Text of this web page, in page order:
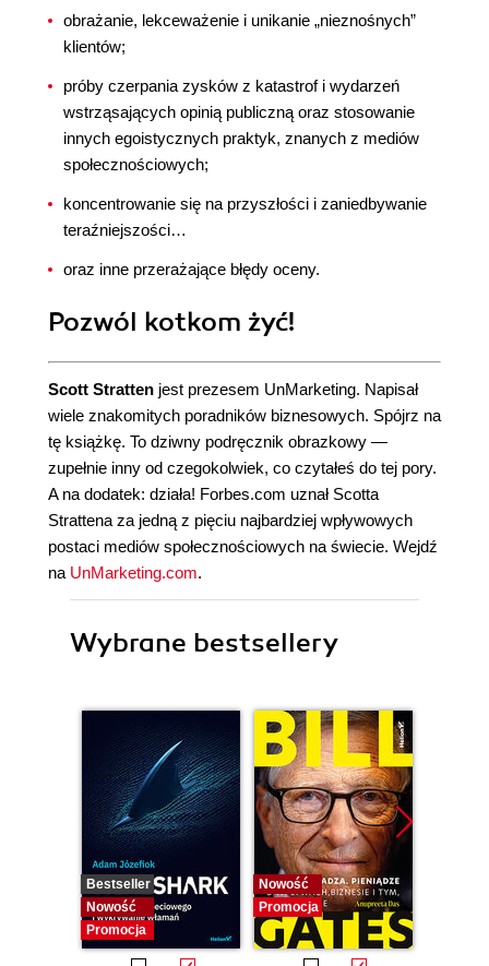
obrażanie, lekceważenie i unikanie „nieznośnych”
klientów;
próby czerpania zysków z katastrof i wydarzeń
wstrząsających opinią publiczną oraz stosowanie
innych egoistycznych praktyk, znanych z mediów
społecznościowych;
koncentrowanie się na przyszłości i zaniedbywanie
teraźniejszości…
oraz inne przerażające błędy oceny.
Pozwól kotkom żyć!
Scott Stratten jest prezesem UnMarketing. Napisał
wiele znakomitych poradników biznesowych. Spójrz na
tę książkę. To dziwny podręcznik obrazkowy —
zupełnie inny od czegokolwiek, co czytałeś do tej pory.
A na dodatek: działa! Forbes.com uznał Scotta
Strattena za jedną z pięciu najbardziej wpływowych
postaci mediów społecznościowych na świecie. Wejdź
na UnMarketing.com.
Wybrane bestsellery
Bestseller
Nowość
Promocja
Nowość
Promocja